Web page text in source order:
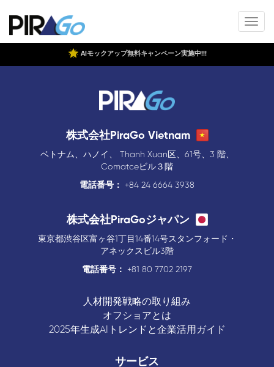
AIモックアップ無料キャンペーン実施中!!!
株式会社PiraGo Vietnam
ベトナム、ハノイ、 Thanh Xuan区、61号、3 階、
Comatceビル３階
電話番号：
+84 24 6664 3938
株式会社PiraGoジャパン
東京都渋谷区富ヶ谷1丁目14番14号スタンフォード・
アネックスビル3階
電話番号：
+81 80 7702 2197
人材開発戦略の取り組み
オフショアとは
2025年生成AIトレンドと企業活用ガイド
サービス